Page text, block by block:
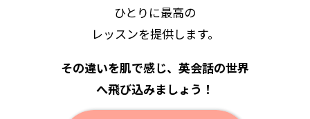
ひとりに最高の
レッスンを提供します。
その違いを肌で感じ、英会話の世界
へ飛び込みましょう！